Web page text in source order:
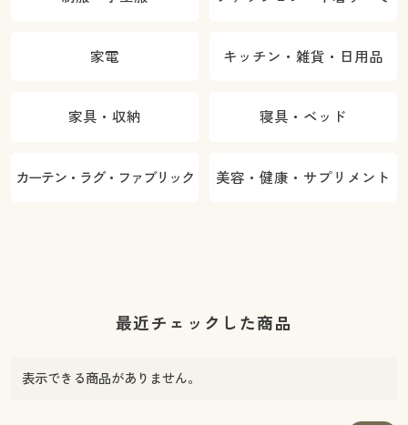
家電 キッチン・雑貨・日用品
家具・収納 寝具・ベッド
カーテン・ラグ・ファブリック 美容・健康・サプリメント
最近チェックした商品
表示できる商品がありません。